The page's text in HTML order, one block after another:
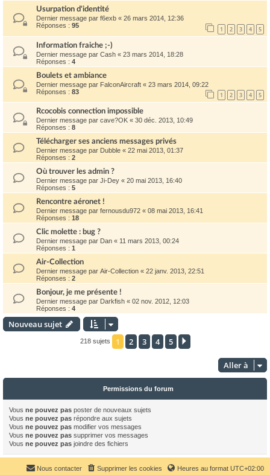
Usurpation d'identité
Dernier message par f6exb « 26 mars 2014, 12:36
Réponses : 95 1 2 3 4 5
Information fraiche ;-)
Dernier message par Cash « 23 mars 2014, 18:28
Réponses : 4
Boulets et ambiance
Dernier message par FalconAircraft « 23 mars 2014, 09:22
Réponses : 83 1 2 3 4 5
Rcocobis connection impossible
Dernier message par cave?OK « 30 déc. 2013, 10:49
Réponses : 8
Télécharger ses anciens messages privés
Dernier message par Dubble « 22 mai 2013, 01:37
Réponses : 2
Où trouver les admin ?
Dernier message par Ji-Dey « 20 mai 2013, 16:40
Réponses : 5
Rencontre aéronet !
Dernier message par fernousdu972 « 08 mai 2013, 16:41
Réponses : 18
Clic molette : bug ?
Dernier message par Dan « 11 mars 2013, 00:24
Réponses : 1
Air-Collection
Dernier message par Air-Collection « 22 janv. 2013, 22:51
Réponses : 2
Bonjour, je me présente !
Dernier message par Darkfish « 02 nov. 2012, 12:03
Réponses : 4
Nouveau sujet
218 sujets 1 2 3 4 5
Aller à
Permissions du forum
Vous ne pouvez pas poster de nouveaux sujets
Vous ne pouvez pas répondre aux sujets
Vous ne pouvez pas modifier vos messages
Vous ne pouvez pas supprimer vos messages
Vous ne pouvez pas joindre des fichiers
Heures au format UTC+02:00
Supprimer les cookies
Nous contacter